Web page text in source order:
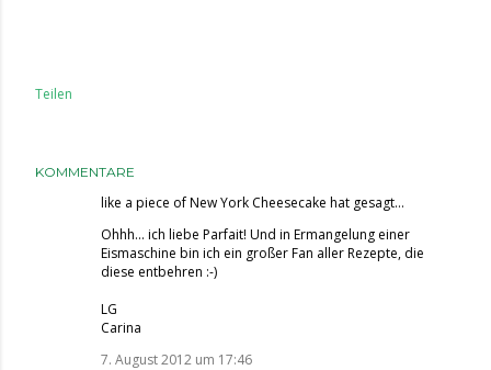
Teilen
KOMMENTARE
like a piece of New York Cheesecake hat gesagt…
Ohhh... ich liebe Parfait! Und in Ermangelung einer
Eismaschine bin ich ein großer Fan aller Rezepte, die
diese entbehren :-)
LG
Carina
7. August 2012 um 17:46